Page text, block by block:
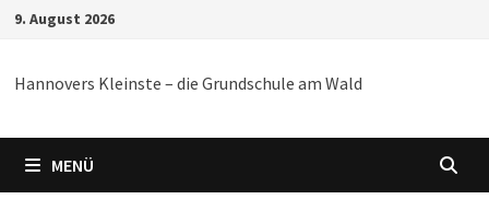
Zum
springen
9. August 2026
Hannovers Kleinste – die Grundschule am Wald
MENÜ